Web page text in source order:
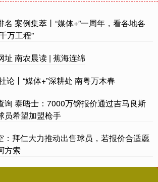
案例集萃丨“媒体+”一周年，看各地各
万工程”
址 南农晨读 | 蕉海连绵
论丨“媒体+”深耕处 南粤万木春
询 泰晤士：7000万镑报价通过吉马良斯
员希望加盟枪手
：拜仁大力推动出售球员，若报价合适愿
方索